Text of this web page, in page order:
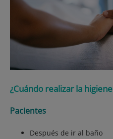
¿Cuándo realizar la
Pacientes
Después de ir al baño